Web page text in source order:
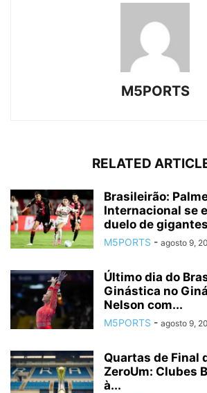
M5PORTS
RELATED
Brasileirão:
Internacional se
duelo de
M5PORTS - agosto 9,
Último dia do
Ginástica no
Nelson com...
M5PORTS - agosto 9,
Quartas de Final
ZeroUm: Clubes
à...